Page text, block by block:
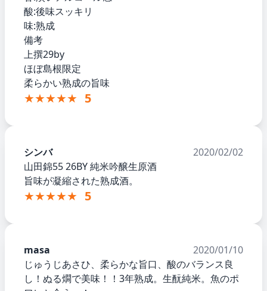
酸:後味スッキリ
味:熟成
備考
上撰29by
ほぼ島根限定
柔らかい熟成の旨味
★★★★★ 5
シンバ
2020/02/02
山田錦55 26BY 純米吟醸生原酒
旨味が凝縮された熟成酒。
★★★★★ 5
masa
2020/01/10
じゅうじあさひ、柔らかな旨口、酸のバランス良
し！ぬる燗で美味！！3年熟成。生酛純米。魚のポ